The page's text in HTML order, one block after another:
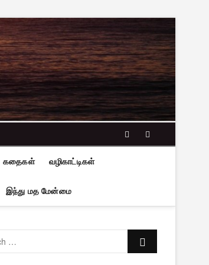
facebooktwitter
கதைகள் வழிகாட்டிகள்
இந்து மத மேன்மை